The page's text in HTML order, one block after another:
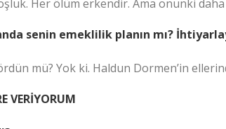
Her ölüm erkendir. Ama onunki
senin emeklilik planın mı?
mü? Yok ki. Haldun Dormen’in
VERİYORUM